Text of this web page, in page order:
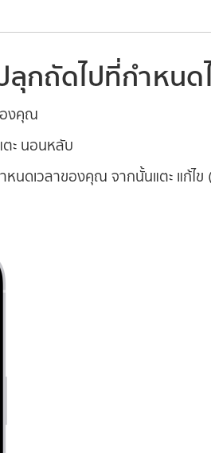
ลุกถัดไปที่กำหนด
องคุณ
ตะ นอนหลับ
หนดเวลาของคุณ จากนั้นแตะ แก้ไข